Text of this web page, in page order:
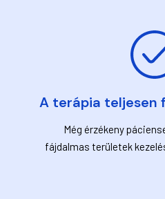
A terápia teljesen
Még érzékeny
fájdalmas területek